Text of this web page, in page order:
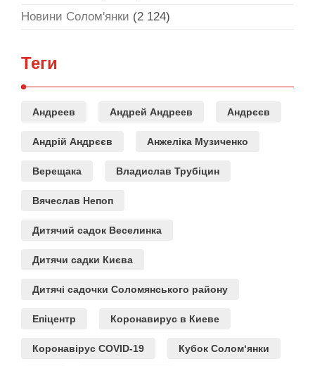
Новини Солом'янки (2 124)
Теги
Андреев Андрей Андреев Андрєєв
Андрій Андрєєв Анжеліка Музиченко
Верещака Владислав Трубіцин
Вячеслав Непоп
Дитячий садок Веселинка
Дитячи садки Києва
Дитячі садочки Соломянського району
Епіцентр Коронавирус в Киеве
Коронавірус COVID-19 Кубок Солом‘янки